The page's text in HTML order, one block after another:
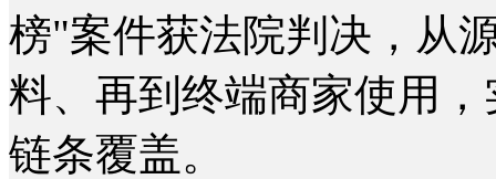
榜"案件获法院判决，从
料、再到终端商家使用
链条覆盖。